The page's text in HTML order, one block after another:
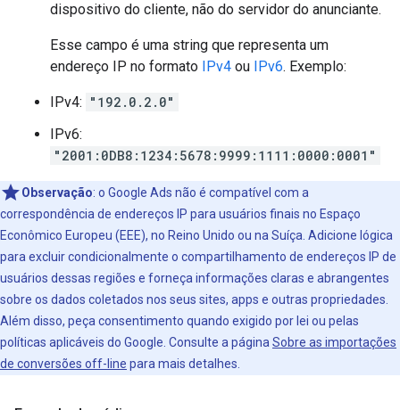
dispositivo do cliente, não do servidor do anunciante.
Esse campo é uma string que representa um
endereço IP no formato IPv4 ou IPv6. Exemplo:
IPv4: "192.0.2.0"
IPv6:
"2001:0DB8:1234:5678:9999:1111:0000:0001"
Observação: o Google Ads não é compatível com a
correspondência de endereços IP para usuários finais no Espaço
Econômico Europeu (EEE), no Reino Unido ou na Suíça. Adicione lógica
para excluir condicionalmente o compartilhamento de endereços IP de
usuários dessas regiões e forneça informações claras e abrangentes
sobre os dados coletados nos seus sites, apps e outras propriedades.
Além disso, peça consentimento quando exigido por lei ou pelas
políticas aplicáveis do Google. Consulte a página Sobre as importações
de conversões off-line para mais detalhes.